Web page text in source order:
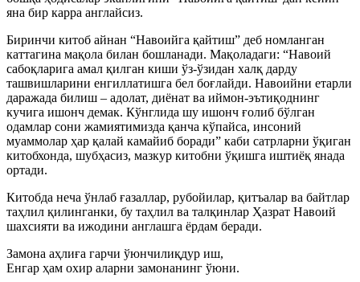
яна бир карра англайсиз.
Биринчи китоб айнан “Навоийга қайтиш” деб номланган
каттагина мақола билан бошланади. Мақоладаги: “Навоий
сабоқларига амал қилган киши ўз-ўзидан халқ дарду
ташвишларини енгиллатишга бел боғлайди. Навоийни етарли
даражада билиш – адолат, диёнат ва иймон-эътиқоднинг
кучига ишонч демак. Кўнглида шу ишонч ғолиб бўлган
одамлар сони жамиятимизда қанча кўпайса, инсоний
муаммолар ҳар қалай камайиб боради” каби сатрларни ўқиган
китобхонда, шубҳасиз, мазкур китобни ўқишга иштиёқ янада
ортади.
Китобда неча ўнлаб ғазаллар, рубойилар, қитъалар ва байтлар
таҳлил қилинганки, бу таҳлил ва талқинлар Ҳазрат Навоий
шахсияти ва ижодини англашга ёрдам беради.
Замона аҳлиға гарчи ўюнчилиқдур иш,
Енгар ҳам охир аларни замонанинг ўюни.